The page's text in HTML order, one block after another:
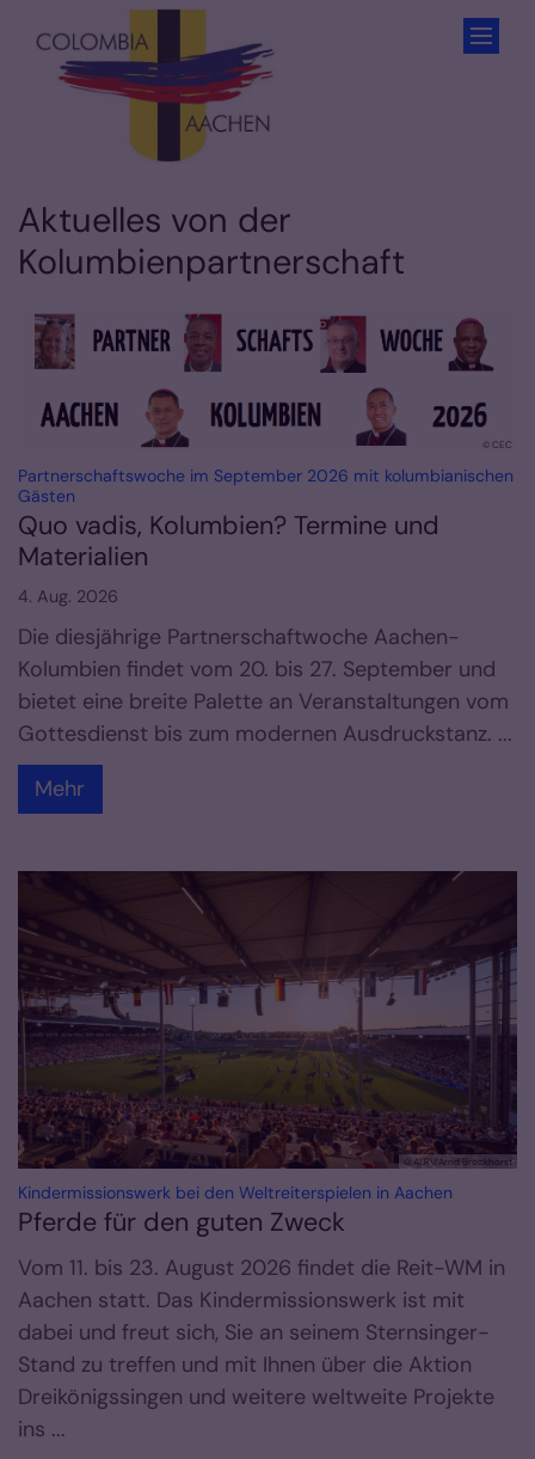
Zum Inhalt springen
Aktuelles von der
Kolumbienpartnerschaft
© CEC
Partnerschaftswoche im September 2026 mit kolumbianischen
Gästen
Quo vadis, Kolumbien? Termine und
Materialien
4. Aug. 2026
Die diesjährige Partnerschaftwoche Aachen-
Kolumbien findet vom 20. bis 27. September und
bietet eine breite Palette an Veranstaltungen vom
Gottesdienst bis zum modernen Ausdruckstanz. ...
Mehr
© ALRV/Arnd Brockhorst
Kindermissionswerk bei den Weltreiterspielen in Aachen
Pferde für den guten Zweck
Vom 11. bis 23. August 2026 findet die Reit-WM in
Aachen statt. Das Kindermissionswerk ist mit
dabei und freut sich, Sie an seinem Sternsinger-
Stand zu treffen und mit Ihnen über die Aktion
Dreikönigssingen und weitere weltweite Projekte
ins ...